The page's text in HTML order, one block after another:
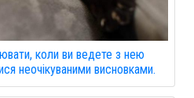
коли ви ведете з нею
неочікуваними висновками.